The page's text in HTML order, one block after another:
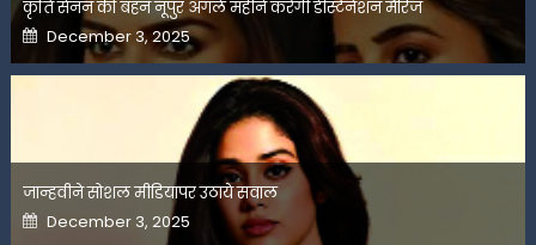
कृति सेनन की बहन नूपुर अगले महीने करेंगी डेस्टिनेशन मैरिज
Posted
on
December 3, 2025
जान्हवीने सोशल मीडियापर उठाये सवाल
Posted
on
December 3, 2025